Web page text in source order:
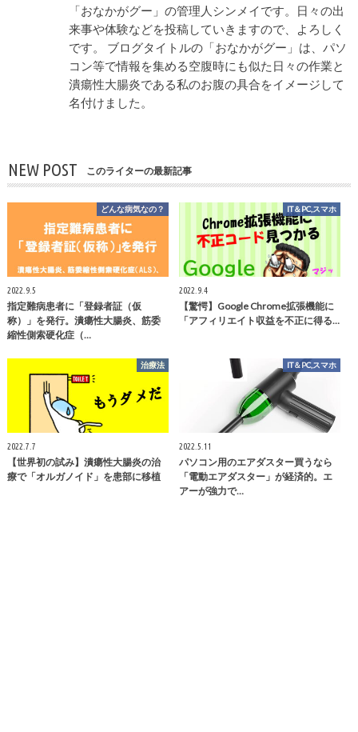
「おなかがグー」の管理人シンメイです。日々の出
来事や体験などを投稿していきますので、よろしく
です。 ブログタイトルの「おなかがグー」は、パソ
コン等で情報を集める空腹時にも似た日々の作業と
潰瘍性大腸炎である私のお腹の具合をイメージして
名付けました。
NEW POST このライターの最新記事
どんな病気なの？
2022.9.5
指定難病患者に「登録者証（仮
称）」を発行。潰瘍性大腸炎、筋委
縮性側索硬化症（…
IT＆PC,スマホ
2022.9.4
【驚愕】Google Chrome拡張機能に
「アフィリエイト収益を不正に得る…
治療法
2022.7.7
【世界初の試み】潰瘍性大腸炎の治
療で「オルガノイド」を患部に移植
IT＆PC,スマホ
2022.5.11
パソコン用のエアダスター買うなら
「電動エアダスター」が経済的。エ
アーが強力で…